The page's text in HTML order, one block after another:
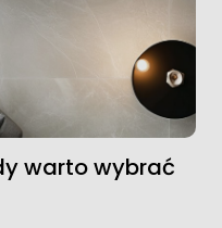
warto wybrać